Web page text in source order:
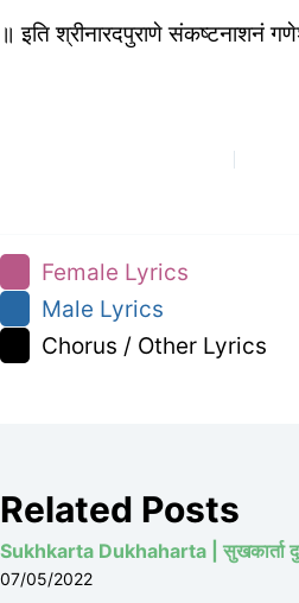
॥ इति श्रीनारदपुराणे संकष्टनाशनं
Female Lyrics
Male Lyrics
Chorus / Other Lyrics
Related Posts
Sukhkarta Dukhaharta | सुखकार्ता
07/05/2022